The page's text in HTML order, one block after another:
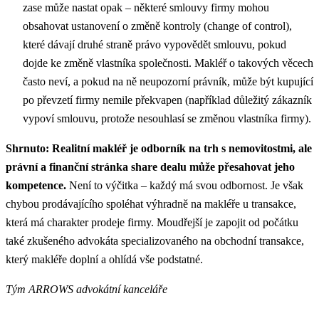
zase může nastat opak – některé smlouvy firmy mohou
obsahovat ustanovení o změně kontroly (change of control),
které dávají druhé straně právo vypovědět smlouvu, pokud
dojde ke změně vlastníka společnosti. Makléř o takových věcech
často neví, a pokud na ně neupozorní právník, může být kupující
po převzetí firmy nemile překvapen (například důležitý zákazník
vypoví smlouvu, protože nesouhlasí se změnou vlastníka firmy).
Shrnuto: Realitní makléř je odborník na trh s nemovitostmi, ale
právní a finanční stránka share dealu může přesahovat jeho
kompetence. Není to výčitka – každý má svou odbornost. Je však
chybou prodávajícího spoléhat výhradně na makléře u transakce,
která má charakter prodeje firmy. Moudřejší je zapojit od počátku
také zkušeného advokáta specializovaného na obchodní transakce,
který makléře doplní a ohlídá vše podstatné.
Tým ARROWS advokátní kanceláře